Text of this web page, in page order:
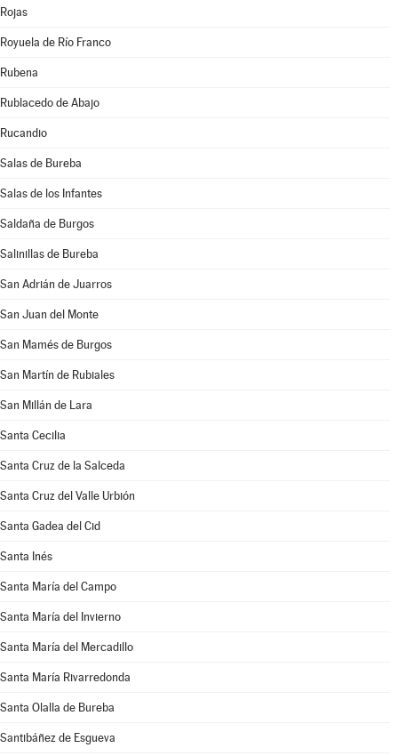
Rojas
Royuela de Río Franco
Rubena
Rublacedo de Abajo
Rucandio
Salas de Bureba
Salas de los Infantes
Saldaña de Burgos
Salinillas de Bureba
San Adrián de Juarros
San Juan del Monte
San Mamés de Burgos
San Martín de Rubiales
San Millán de Lara
Santa Cecilia
Santa Cruz de la Salceda
Santa Cruz del Valle Urbión
Santa Gadea del Cid
Santa Inés
Santa María del Campo
Santa María del Invierno
Santa María del Mercadillo
Santa María Rivarredonda
Santa Olalla de Bureba
Santibáñez de Esgueva